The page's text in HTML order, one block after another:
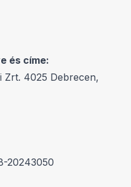
és címe:
Zrt. 4025 Debrecen,
20243050